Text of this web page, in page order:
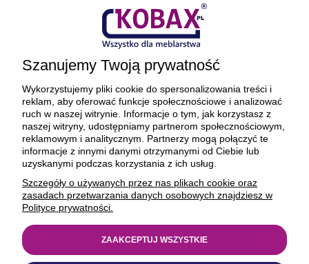
Płatności i dostawa
Ciekawostki
O firmie
BEZPIECZNE PŁATNOŚCI ORAZ DOSTAWA
Szanujemy Twoją prywatność
Wykorzystujemy pliki cookie do spersonalizowania treści i
reklam, aby oferować funkcje społecznościowe i analizować
ruch w naszej witrynie. Informacje o tym, jak korzystasz z
naszej witryny, udostępniamy partnerom społecznościowym,
reklamowym i analitycznym. Partnerzy mogą połączyć te
informacje z innymi danymi otrzymanymi od Ciebie lub
uzyskanymi podczas korzystania z ich usług.
Szczegóły o używanych przez nas plikach cookie oraz
zasadach przetwarzania danych osobowych znajdziesz w
Polityce prywatności.
ZAAKCEPTUJ WSZYSTKIE